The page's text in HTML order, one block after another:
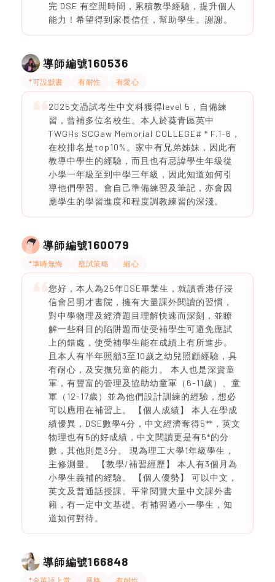
完 DSE 有空閒時間，累積教學經驗，提升個人
能力！希望得到家長信任，幫助學生。謝謝。
導師編號160536
*可設默書 有耐性 有愛心
2025文憑試考生中文科獲得level 5，自備練
習，曾補多位名校生。本人於葵青區英中
TWGHs SCGaw Memorial COLLEGE# * F.1-6，
在校排名是top10%。家中有兄弟姊妹，因此有
教導中學生的經驗，而且也有忌諱學生年級從
小學一年級至到中學三年級，因此知道如何引
導他們學習。會自己準備練習及筆記，亦會因
應學生的學習進度和程度調教練習的深淺。
導師編號160079
*準時無悔 應試策略 細心
您好，本人為25年DSE畢業生，就讀香港仔浸
信會呂明才書院，擁有大量課外閱讀的習慣，
對中學物理及經濟題目理解快速而深刻，並瞭
解一些科目的陷阱題而使受補學生可避免應試
上的錯處，使受補學生能在成績上有所進步。
且本人有半年照顧3至10歲之幼兒照顧經驗，具
有耐心，及安撫兒童的能力。 本人也是深資童
軍，有豐富的管理及協助幼童軍（6-11歲）、童
軍（12-17歲）並為他們設計訓練的經驗，想必
可以應用在補習上。 【個人成績】 本人在學成
績優異，DSE數學4分，中文經濟奪得5**，英文
物理也有5的好成績，中文閱讀更是有5*的分
數，其他則是3分。 現為理工大學1年級學生，
主修測量。 【教學/補習經歷】 本人有3個月為
小學生義補的經驗。 【個人優勢】 可以中文，
英文及普通話授課。平常閱覽大量中文課外書
籍，有一定中文基礎。有補習過小一學生，知
道如何對待。
導師編號166848
*全英語上堂 嚴格 有耐性